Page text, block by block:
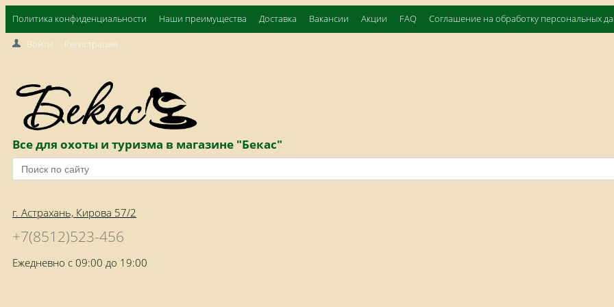
Политика конфиденциальности Наши преимущества Доставка Вакансии Акции FAQ Соглашение на обработку персональных
Войти Регистрация
Все для охоты и туризма в магазине "Бекас"
г. Астрахань, Кирова 57/2
+7(8512)523-456
Ежедневно с 09:00 до 19:00